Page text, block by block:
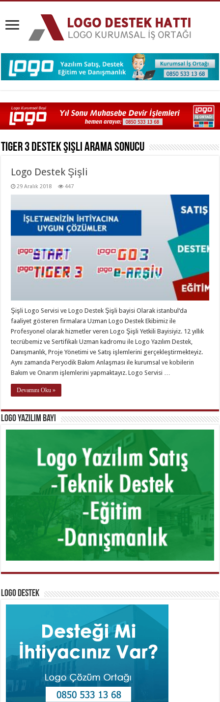
Tiger 3 Destek ŞişliArama Sonucu
Logo Destek Şişli
29 Aralık 2018 447
Şişli Logo Servisi ve Logo Destek Şişli bayisi Olarak istanbul‘da
faaliyet gösteren firmalara Uzman Logo Destek Ekibimiz ile
Profesyonel olarak hizmetler veren Logo Şişli Yetkili Bayisiyiz. 12 yıllık
tecrübemiz ve Sertifikalı Uzman kadromu ile Logo Yazılım Destek,
Danışmanlık, Proje Yönetimi ve Satış işlemlerini gerçekleştirmekteyiz.
Aynı zamanda Peryodik Bakım Anlaşması ile kurumsal ve kobilerin
Bakım ve Onarım işlemlerini yapmaktayız. Logo Servisi …
Devamını Oku »
Logo Yazılım Bayi
Logo Destek